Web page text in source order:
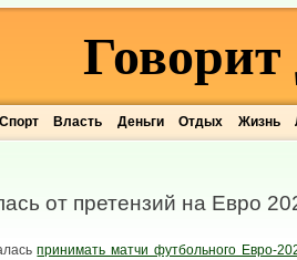
Спорт Власть Деньги Отдых Жизнь
от претензий на Евро
принимать матчи футбольного Евро-